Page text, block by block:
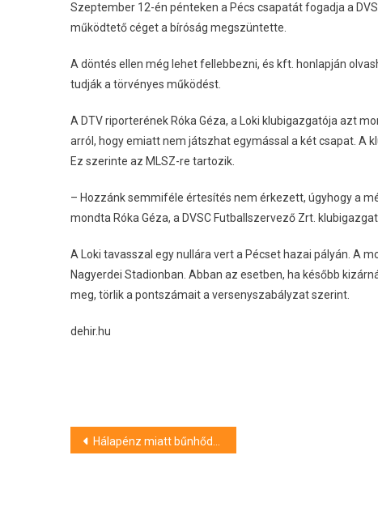
Szeptember 12-én pénteken a Pécs csapatát fogadja a
működtető céget a bíróság megszüntette.
A döntés ellen még lehet fellebbezni, és kft. honlapján
tudják a törvényes működést.
A DTV riporterének Róka Géza, a Loki klubigazgatója azt
arról, hogy emiatt nem játszhat egymással a két csapat. A
Ez szerinte az MLSZ-re tartozik.
– Hozzánk semmiféle értesítés nem érkezett, úgyhogy a
mondta Róka Géza, a DVSC Futballszervező Zrt.
A Loki tavasszal egy nullára vert a Pécset hazai pályán. A
Nagyerdei Stadionban. Abban az esetben, ha később
meg, törlik a pontszámait a versenyszabályzat szerint.
dehir.hu
Bejegyzés
Hálapénz miatt bűnhődnek